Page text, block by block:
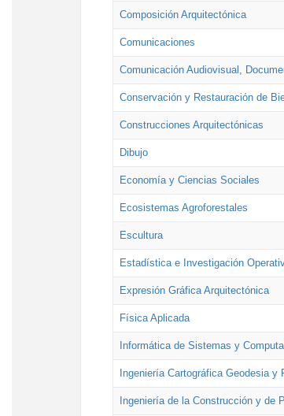
Composición Arquitectónica
Comunicaciones
Comunicación Audiovisual,
Conservación y Restauración de
Construcciones Arquitectónicas
Dibujo
Economía y Ciencias Sociales
Ecosistemas Agroforestales
Escultura
Estadística e Investigación
Expresión Gráfica Arquitectónica
Física Aplicada
Informática de Sistemas y
Ingeniería Cartográfica Geodesia y
Ingeniería de la Construcción y de